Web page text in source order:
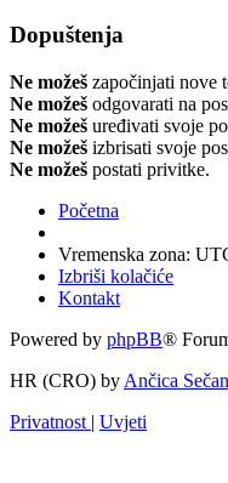
Dopuštenja
Ne možeš započinjati nove
Ne možeš odgovarati na
Ne možeš uređivati svoje
Ne možeš izbrisati svoje
Ne možeš postati privitke.
Početna
Vremenska zona:
Izbriši kolačiće
Kontakt
Powered by phpBB®
HR (CRO) by Ančica Sečan
Privatnost | Uvjeti